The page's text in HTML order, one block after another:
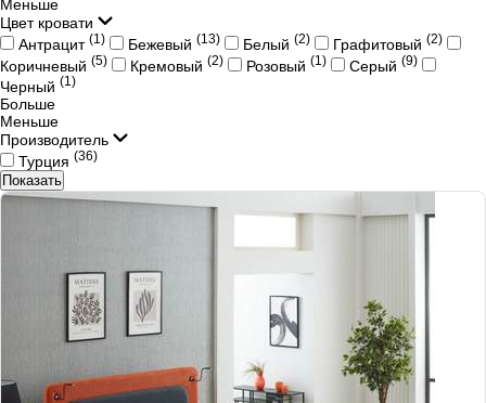
Меньше
Цвет кровати
Антрацит (1) Бежевый (13) Белый (2) Графитовый (2)
Коричневый (5) Кремовый (2) Розовый (1) Серый (9)
Черный (1)
Больше
Меньше
Производитель
Турция (36)
Показать